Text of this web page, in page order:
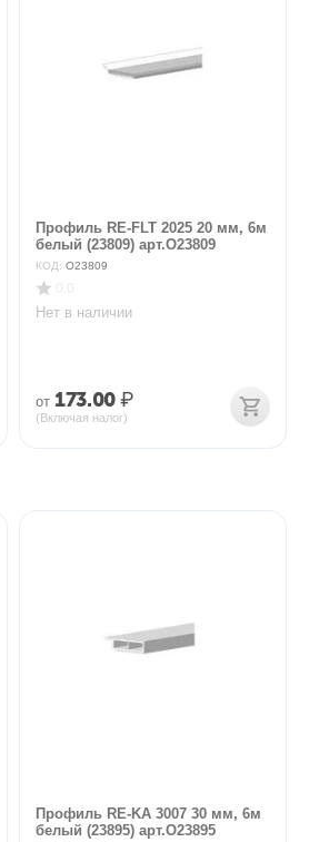
Профиль RE-FLT 2025 20 мм, 6м
белый (23809) арт.O23809
КОД: O23809
Нет в наличии
от 173.00₽
(Включая налог)
Профиль RE-KA 3007 30 мм, 6м
белый (23895) арт.O23895